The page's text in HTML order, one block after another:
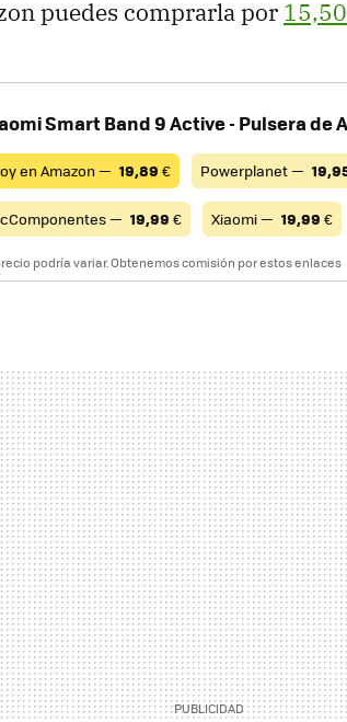
puedes comprarla por
Smart Band 9 Active - Pulsera de
en Amazon — 19,89 € Powerplanet —
— 19,99 € Xiaomi — 19,99 €
podría variar. Obtenemos comisión por estos enlaces